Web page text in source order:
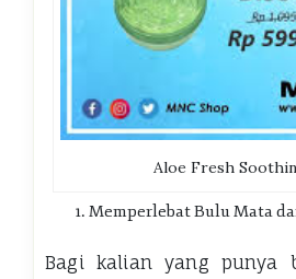
Aloe Fresh
Memperlebat Bulu Mata
Bagi kalian yang punya